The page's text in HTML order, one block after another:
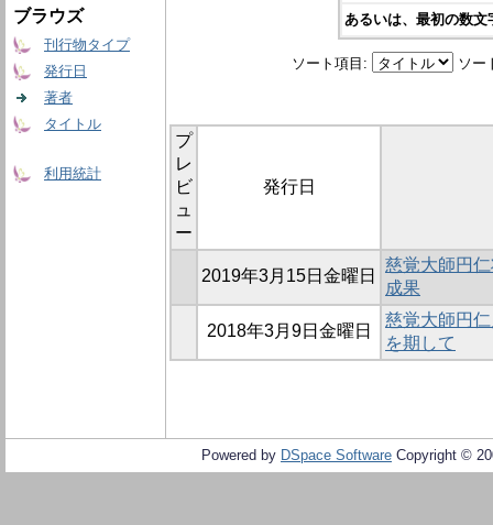
ブラウズ
刊行物タイプ
発行日
著者
タイトル
利用統計
あるいは、最初の数
ソート項目: ソー
プ
レ
ビ
ュ
ー
発行日
2019年3月15日金曜日
慈覚大師円
成果
2018年3月9日金曜日
慈覚大師円
を期して
Powered by DSpace Software Copyright ©